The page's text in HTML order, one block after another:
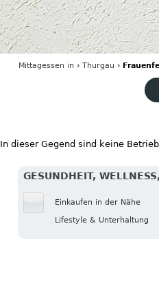
Mittagessen in › Thurgau ›
In dieser Gegend sind keine
GESUNDHEIT,
Einkaufen in der Nähe
Lifestyle & Unterhaltung